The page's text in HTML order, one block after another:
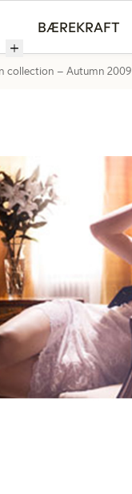
BÆREKRAFT
collection – Autumn 2009